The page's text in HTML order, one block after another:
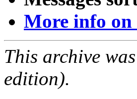
More info on
This archive
edition).